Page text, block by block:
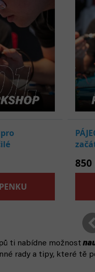
ti nabídne možnost
rady a tipy, které tě